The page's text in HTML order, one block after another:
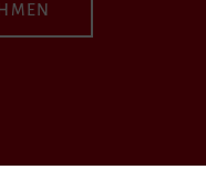
Instagram
uns bei Vimeo